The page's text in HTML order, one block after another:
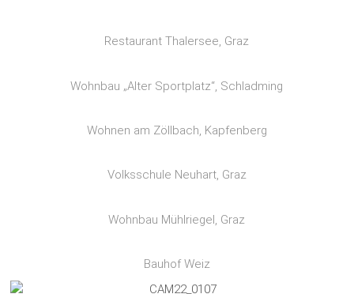
Restaurant Thalersee, Graz
Wohnbau „Alter Sportplatz“, Schladming
Wohnen am Zöllbach, Kapfenberg
Volksschule Neuhart, Graz
Wohnbau Mühlriegel, Graz
Bauhof Weiz